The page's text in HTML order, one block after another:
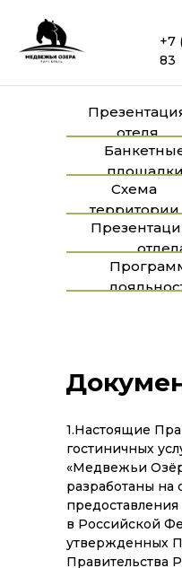
+7
83
отеля
Схема
территории
1.Настоящие
гостиничных
«Медвежьи
разработаны на
предоставления
в Российской
утвержденных
Правительства